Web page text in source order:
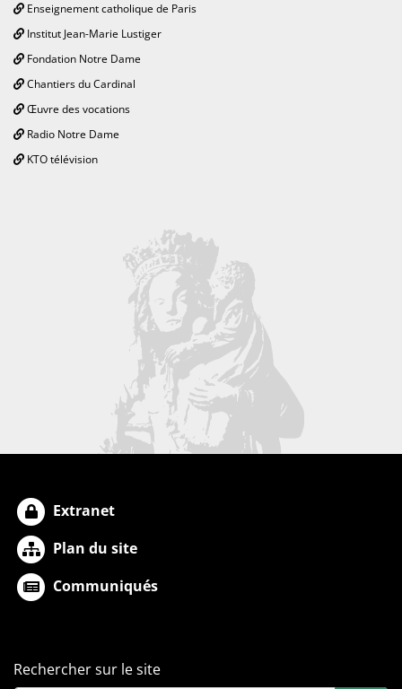
Enseignement catholique de Paris
Institut Jean-Marie Lustiger
Fondation Notre Dame
Chantiers du Cardinal
Œuvre des vocations
Radio Notre Dame
KTO télévision
Extranet
Plan du site
Communiqués
Rechercher sur le site